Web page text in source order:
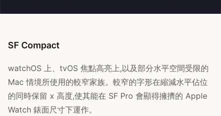
SF Compact
watchOS 上、tvOS 焦點高亮上,以及部分水平空間受限的
Mac 情境所使用的較窄家族。較窄的字形在縮減水平佔位
的同時保留 x 高度,使其能在 SF Pro 會顯得擁擠的 Apple
Watch 錶面尺寸下運作。